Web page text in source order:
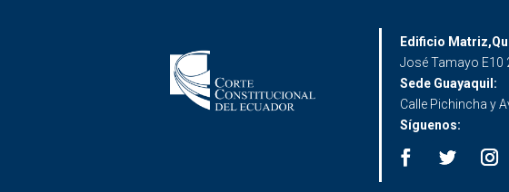
Edificio
José Tamayo E10
Sede Guayaquil:
Calle Pichincha y
Síguenos: